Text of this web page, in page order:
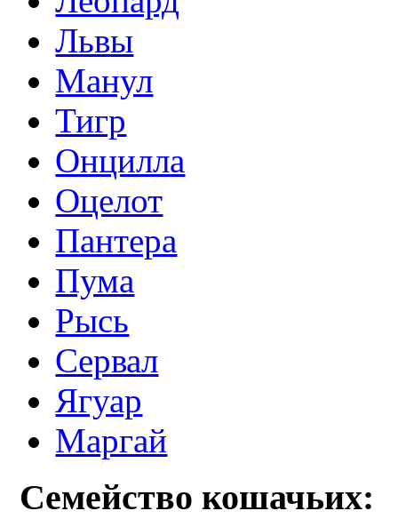
Львы
Манул
Тигр
Онцилла
Оцелот
Пантера
Пума
Рысь
Сервал
Ягуар
Маргай
Семейство кошачьих: